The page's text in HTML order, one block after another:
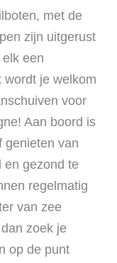
met de
zijn uitgerust
een
wordt je welkom
voor
Aan boord is
genieten van
en gezond te
regelmatig
van zee
zoek je
op de punt